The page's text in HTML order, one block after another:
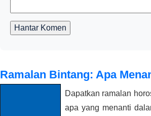
Hantar Komen
Ramalan Bintang: Apa
Dapatkan ramalan
apa yang menanti